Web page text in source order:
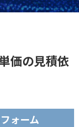
価の見積依
ォーム